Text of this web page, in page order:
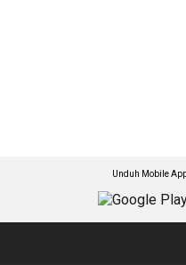
Unduh Mobile